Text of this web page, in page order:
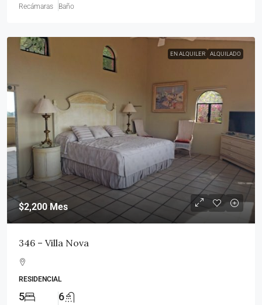
Recámaras Baño
EN ALQUILER ALQUILADO
$2,200Mes
346 – Villa Nova
RESIDENCIAL
5 6